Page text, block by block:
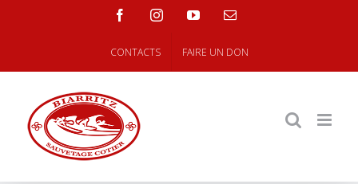
facebookinstagramyoutubeEmail
CONTACTS FAIRE UN DON